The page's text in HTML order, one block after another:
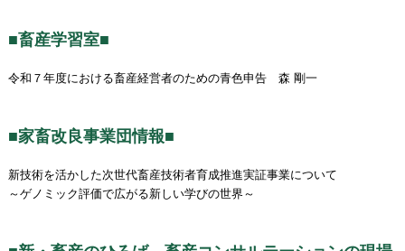
■畜産学習室■
令和７年度における畜産経営者のための青色申告 森 剛一
■家畜改良事業団情報■
新技術を活かした次世代畜産技術者育成推進実証事業について
～ゲノミック評価で広がる新しい学びの世界～